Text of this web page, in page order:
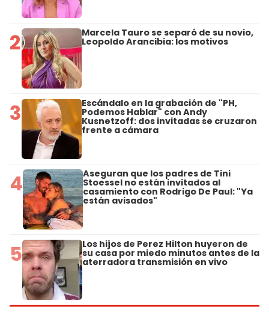
2 Marcela Tauro se separó de su novio,
Leopoldo Arancibia: los motivos
3 Escándalo en la grabación de "PH,
Podemos Hablar" con Andy
Kusnetzoff: dos invitadas se cruzaron
frente a cámara
4 Aseguran que los padres de Tini
Stoessel no están invitados al
casamiento con Rodrigo De Paul: "Ya
están avisados"
5 Los hijos de Perez Hilton huyeron de
su casa por miedo minutos antes de la
aterradora transmisión en vivo